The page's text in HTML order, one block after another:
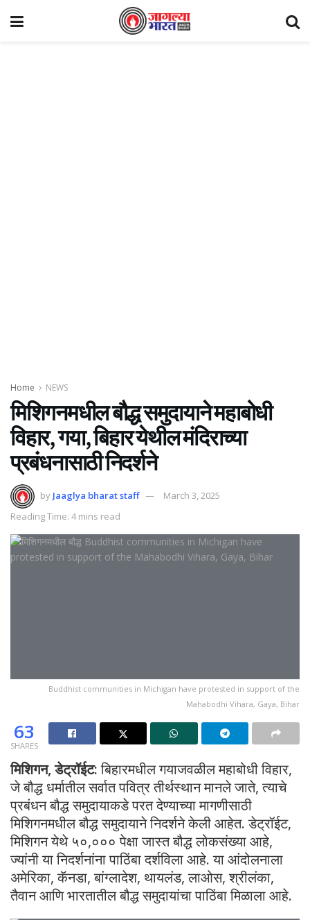
Home NEWS
मिशिगनमधील बौद्ध समुदायाने महाबोधी
विहार, गया, बिहार येथील मंदिराच्या
प्रबंधनासाठी निदर्शने
by Jaaglya bharat staff
March 3, 2025
Reading Time: 4 mins read
Buddhist communities in Michigan have protested in support of the
Mahabodhi Vihara, Gaya, Bihar
63
SHARES
मिशिगन, डेट्रॉईट:बिहारमधील गयाजवळील महाबोधी विहार,
जे बौद्ध धर्मातील सर्वात पवित्र तीर्थस्थान मानले जाते, त्याचे
प्रबंधन बौद्ध समुदायाकडे परत देण्याच्या मागणीसाठी
मिशिगनमधील बौद्ध समुदायाने निदर्शने केली आहेत. डेट्रॉईट,
मिशिगन येथे ५०,००० पेक्षा जास्त बौद्ध लोकसंख्या आहे,
ज्यांनी या निदर्शनांना पाठिंबा दर्शविला आहे. या आंदोलनाला
अमेरिका, कॅनडा, बांग्लादेश, थायलंड, लाओस, श्रीलंका,
तैवान आणि भारतातील बौद्ध समुदायांचा पाठिंबा मिळाला आहे.